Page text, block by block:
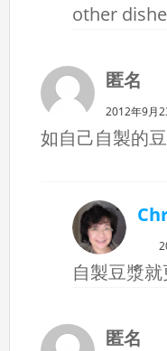
other
匿名
2012年9月
如自己自製的
自製豆漿
匿名